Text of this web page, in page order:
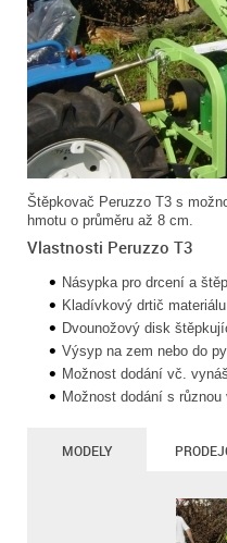
Štěpkovač Peruzzo T3 s
hmotu o průměru až 8 cm.
Vlastnosti Peruzzo T3
Násypka pro drcení a
Kladívkový drtič materiálu
Dvounožový disk
Výsyp na zem nebo do
Možnost dodání vč.
Možnost dodání s
MODELY